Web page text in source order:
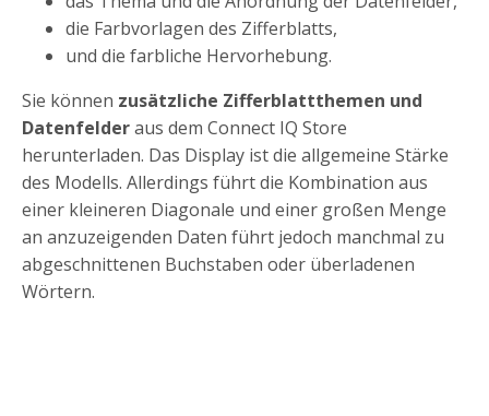
die Farbvorlagen des Zifferblatts,
und die farbliche Hervorhebung.
Sie können zusätzliche Zifferblattthemen und
Datenfelderaus dem Connect IQ Store
herunterladen. Das Display ist die allgemeine Stärke
des Modells. Allerdings führt die Kombination aus
einer kleineren Diagonale und einer großen Menge
an anzuzeigenden Daten führt jedoch manchmal zu
abgeschnittenen Buchstaben oder überladenen
Wörtern.